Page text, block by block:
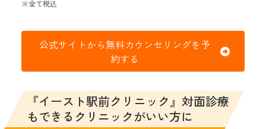
※全て税込
公式サイトから無料カウンセリングを予
約する
『イースト駅前クリニック』対面診療
もできるクリニックがいい方に